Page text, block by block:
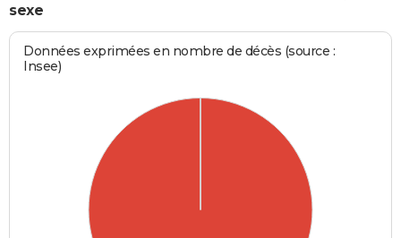
sexe
Données exprimées en nombre de décès (source :
Insee)